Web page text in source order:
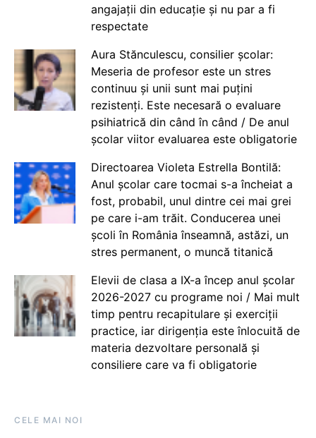
angajații din educație și nu par a fi
respectate
Aura Stănculescu, consilier școlar:
Meseria de profesor este un stres
continuu și unii sunt mai puțini
rezistenți. Este necesară o evaluare
psihiatrică din când în când / De anul
școlar viitor evaluarea este obligatorie
Directoarea Violeta Estrella Bontilă:
Anul școlar care tocmai s-a încheiat a
fost, probabil, unul dintre cei mai grei
pe care i-am trăit. Conducerea unei
școli în România înseamnă, astăzi, un
stres permanent, o muncă titanică
Elevii de clasa a IX-a încep anul școlar
2026-2027 cu programe noi / Mai mult
timp pentru recapitulare și exerciții
practice, iar dirigenția este înlocuită de
materia dezvoltare personală și
consiliere care va fi obligatorie
CELE MAI NOI